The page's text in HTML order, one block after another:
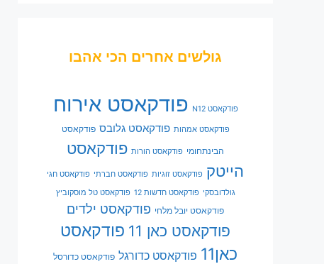
גולשים אחרים הכי אהבו
פודקאסט N12 פודקאסט אירוח
פודקאסט אמהות פודקאסט גלובס פודקאסט
הבינתחומי פודקאסט הורות פודקאסט
הייטק פודקאסט זוגיות פודקאסט חברתי פודקאסט חגי
גולדובסקי פודקאסט חדשות 12 פודקאסט טל מוסקוביץ
פודקאסט יובל מלחי פודקאסט ילדים
פודקאסט כאן 11
פודקאסט
כאן11
פודקאסט כדורגל פודקאסט כדורסל